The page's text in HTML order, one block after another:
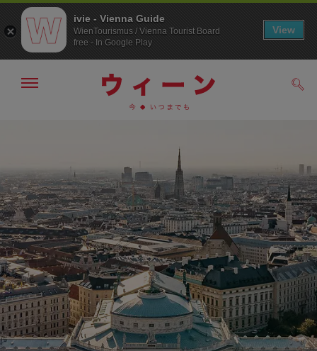
へ
ジ
の
ト
ッ
プ
へ
メ
非
表
示
ivie - Vienna Guide
WienTourismus / Vienna Tourist Board
free - In Google Play
View